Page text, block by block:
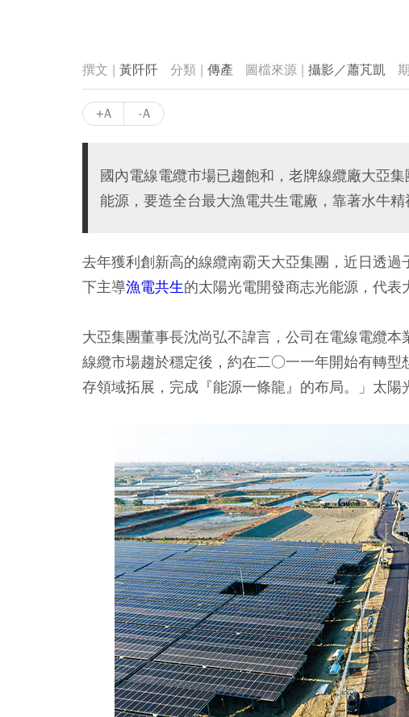
黃阡阡 傳產 攝影／蕭芃凱
+A -A
國內電線電纜市場已趨飽和，老牌線纜廠大亞
能源，要造全台最大漁電共生電廠，靠著水牛精
去年獲利創新高的線纜南霸天大亞集團，近日透
下主導漁電共生的太陽光電開發商志光能源，代表
大亞集團董事長沈尚弘不諱言，公司在電線電纜
線纜市場趨於穩定後，約在二○一一年開始有轉
存領域拓展，完成『能源一條龍』的布局。」太陽